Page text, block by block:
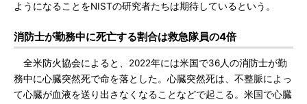
ようになることをNISTの研究者たちは期待しているという。
消防士が勤務中に死亡する割合は救急隊員の4倍
全米防火協会によると、2022年には米国で36人の消防士が勤
務中に心臓突然死で命を落とした。心臓突然死は、不整脈によっ
て心臓が血液を送り出さなくなることなどで起こる。米国で心臓